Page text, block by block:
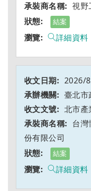
視野
結案
詳細資料
2026/
臺北市
北市
台
份有限公司
結案
詳細資料